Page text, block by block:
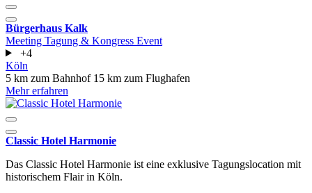
Bürgerhaus Kalk
Meeting Tagung & Kongress Event
+4
Köln
5 km zum Bahnhof 15 km zum Flughafen
Mehr erfahren
Classic Hotel Harmonie
Das Classic Hotel Harmonie ist eine exklusive Tagungslocation mit
historischem Flair in Köln.